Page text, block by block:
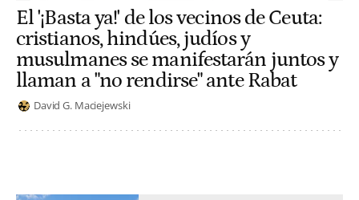
El '¡Basta ya!' de los vecinos de Ceuta:
cristianos, hindúes, judíos y
musulmanes se manifestarán juntos y
llaman a "no rendirse" ante Rabat
David G. Maciejewski